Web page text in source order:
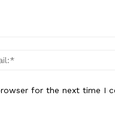
for the next time I